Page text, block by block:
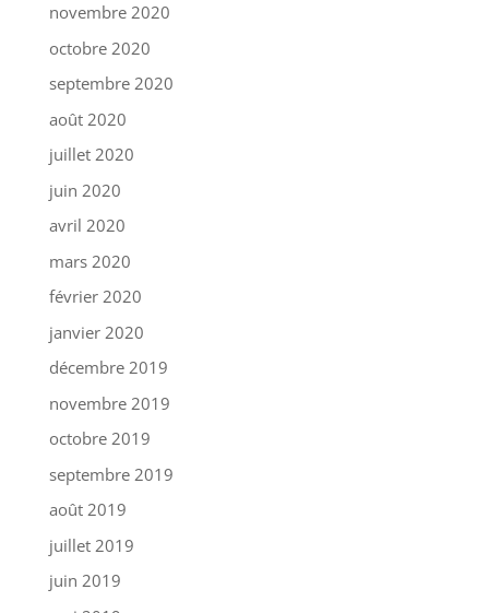
novembre 2020
octobre 2020
septembre 2020
août 2020
juillet 2020
juin 2020
avril 2020
mars 2020
février 2020
janvier 2020
décembre 2019
novembre 2019
octobre 2019
septembre 2019
août 2019
juillet 2019
juin 2019